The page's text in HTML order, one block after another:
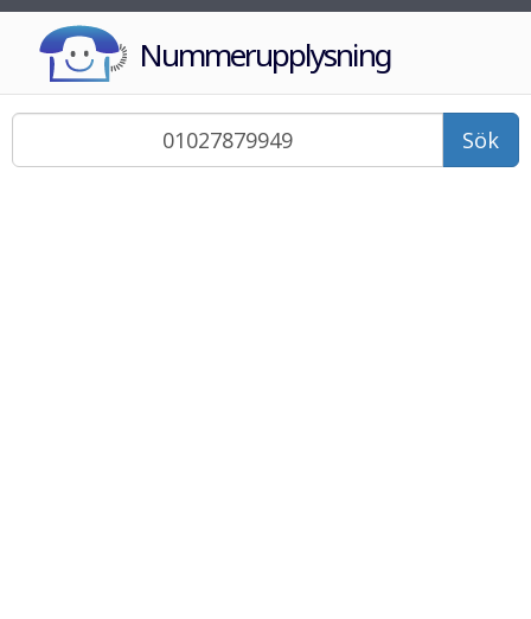
Nummerupplysning
Sök